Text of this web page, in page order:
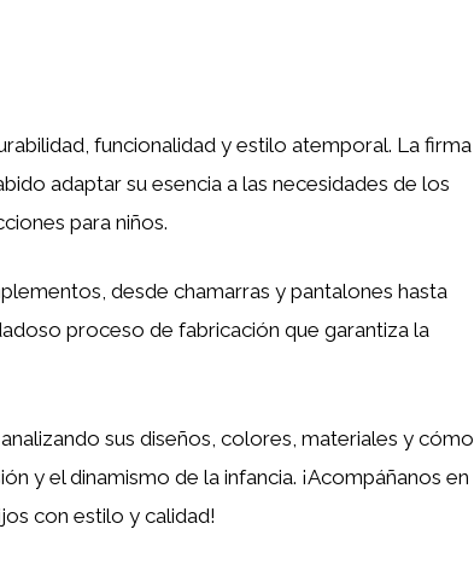
funcionalidad y estilo atemporal. La firma
adaptar su esencia a las necesidades de los
para niños.
desde chamarras y pantalones hasta
proceso de fabricación que garantiza la
, analizando sus diseños, colores, materiales y cómo
y el dinamismo de la infancia. ¡Acompáñanos en
con estilo y calidad!